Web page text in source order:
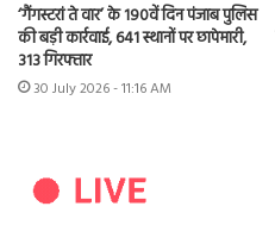
‘गैंगस्टरां ते वार’ के 190वें दिन पंजाब पुलिस
की बड़ी कार्रवाई, 641 स्थानों पर छापेमारी,
313 गिरफ्तार
30 July 2026 - 11:16 AM